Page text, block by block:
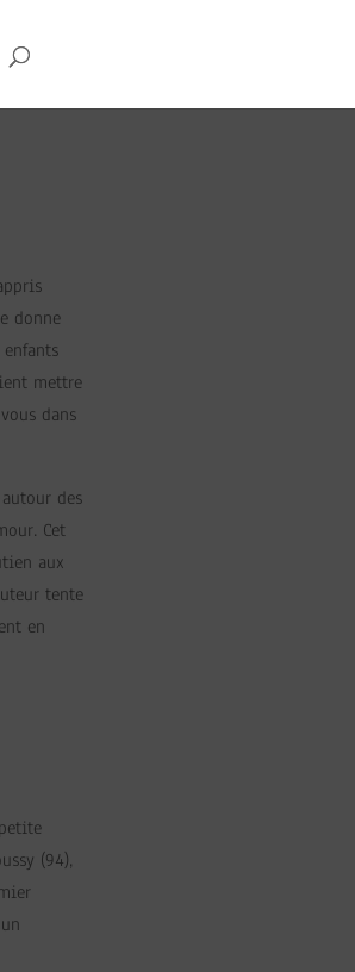
donne
mettre
dans
des
Cet
aux
tente
en
(94),